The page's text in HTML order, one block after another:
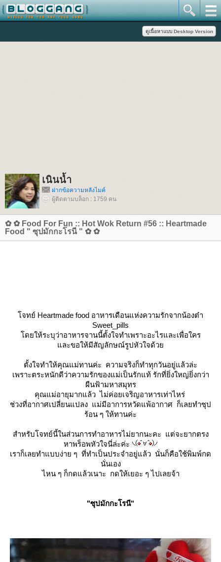
เนินน้ำ
ฝากข้อความหลังไมค์
ผู้ติดตามบล็อก : 1759 คน
✿ ✿ Food For Fun :: Hot Wok Return #56 :: Heartmade
Food " ซุปมักกะโรนี " ✿ ✿
จทย์ Heartmade food อาหารเดือนแห่งความรักจากน้องต๋า
Sweet_pills
ดยให้ระบุว่าอาหารจานนี้ตั้งใจทำเพราะอะไรและเพื่อใคร
ละขอให้มีสัญลักษณ์รูปหัวใจด้ว
ตั้งใจทำให้คุณแม่ทานค่ะ ความจริงก็ทำทุกวันอยู่แล้วล่ะ
เพราะตระหนักดีว่าความรักของแม่เป็นรักแท้ รักที่ยิ่งใหญ่ยิ่งกว่า
ผืนฟ้ามหาสมุทร
คุณแม่อายุมากแล้ว ไม่ค่อยเจริญอาหารเท่าไหร่
ช่วงที่อากาศเปลี่ยนแปลง แม่มีอาการหวัดแพ้อากาศ ก็เลยทำซุป
ร้อน ๆ ให้ทานค่ะ
สำหรับโจทย์นี้ในส่วนการทำอาหารไม่ยากนะคะ แต่จะยากตรง
หาพร็อพหัวใจนี่ล่ะค่ะ
เราก็เลยทำแบบง่าย ๆ ที่ทำเป็นประจำอยู่แล้ว นั่นก็คือใช้พิมพ์กด
นั่นเอง
ไหน ๆ ก็กดแล้วเนาะ กดให้เยอะ ๆ ไปเลยจ้า
"ซุปมักกะโรนี"